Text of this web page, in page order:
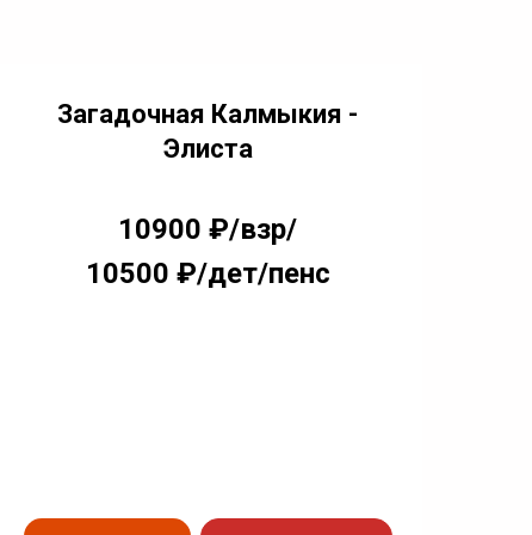
Загадочная Калмыкия -
Элиста
10900 ₽/взр/
10500 ₽/дет/пенс